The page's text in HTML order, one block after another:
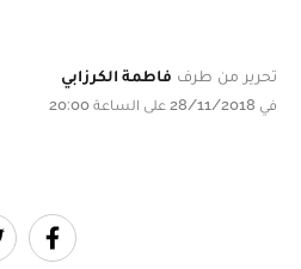
تحرير من طرف فاطمة الكرزابي
في 28/11/2018 على الساعة 20:00